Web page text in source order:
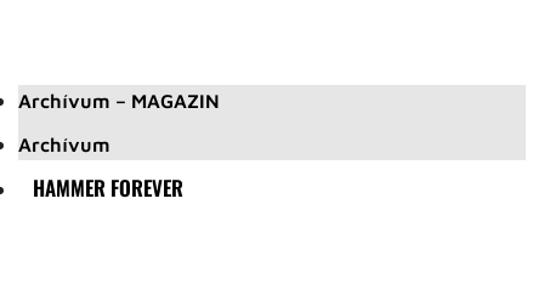
Archívum – MAGAZIN
Archívum
HAMMER FOREVER